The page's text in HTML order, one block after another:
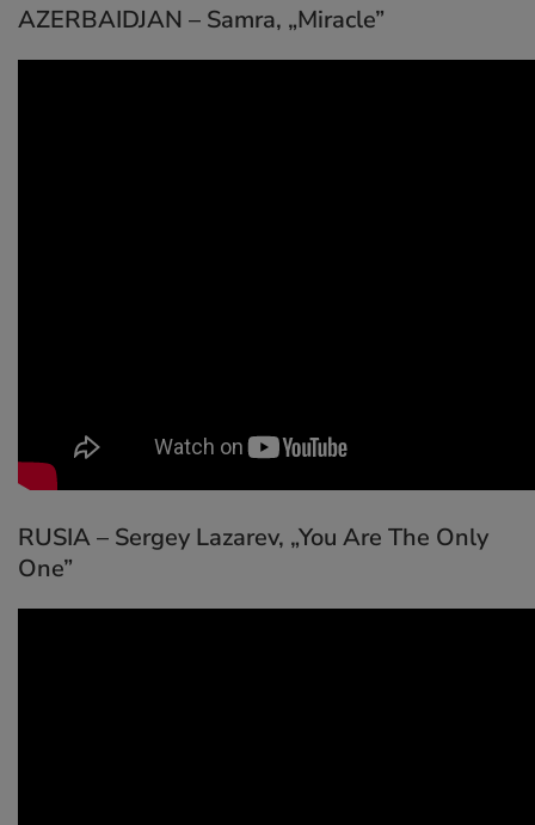
AZERBAIDJAN – Samra, „Miracle”
RUSIA – Sergey Lazarev, „You Are The Only
One”